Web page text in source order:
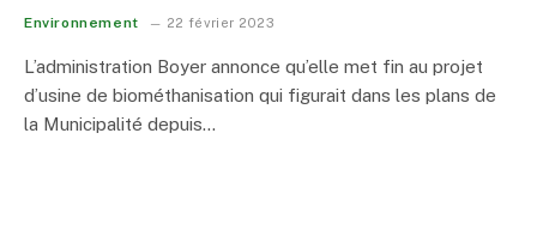
Environnement 22 février 2023
L’administration Boyer annonce qu’elle met fin au projet
d’usine de biométhanisation qui figurait dans les plans de
la Municipalité depuis…